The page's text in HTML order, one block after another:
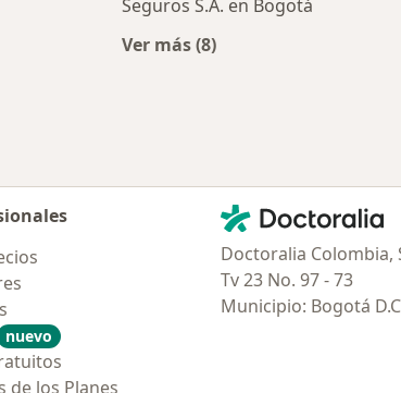
Seguros S.A. en Bogotá
Ver más (8)
nuevo
de los Planes
Contacto
Doctoralia - Página de inicio
Doctoralia Colombia,
Tv 23 No. 97 - 73
Municipio: Bogotá